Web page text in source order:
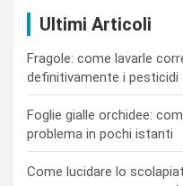
Ultimi Articoli
Fragole: come lavarle
definitivamente i pesticidi
Foglie gialle orchidee:
problema in pochi istanti
Come lucidare lo